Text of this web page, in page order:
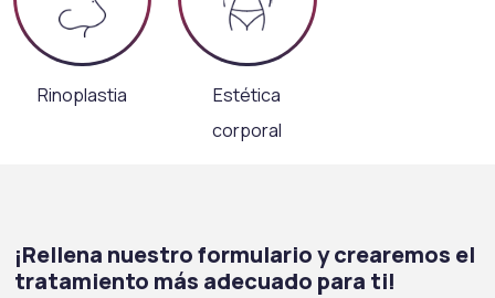
Rinoplastia
Estética
corporal
¡Rellena nuestro formulario y crearemos el
tratamiento más adecuado para ti!